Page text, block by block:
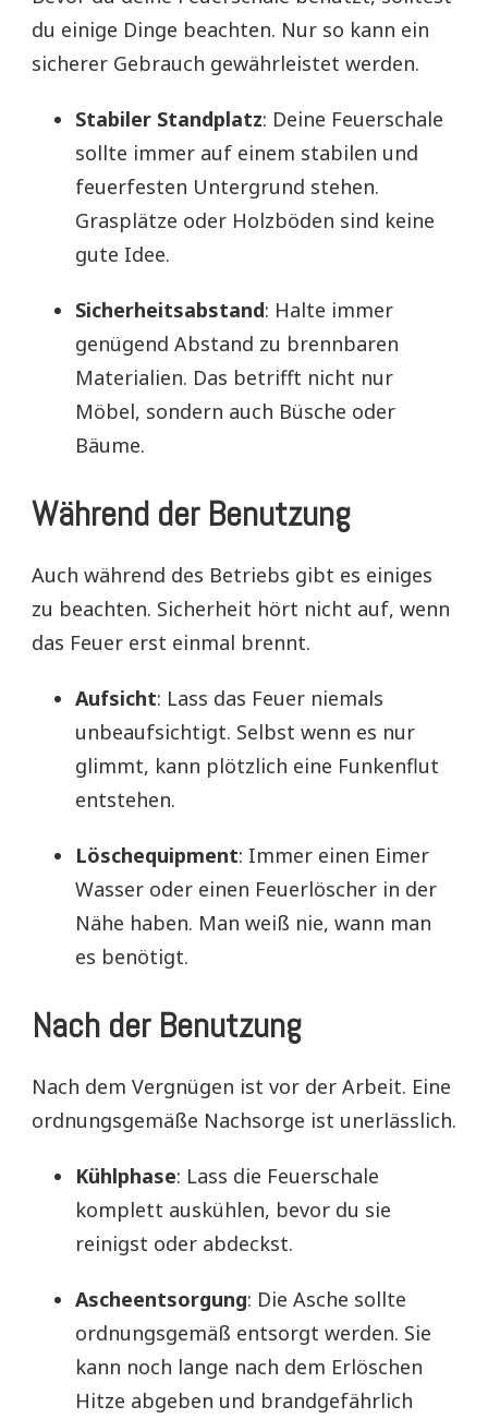
du einige Dinge beachten. Nur so kann ein
sicherer Gebrauch gewährleistet werden.
Stabiler Standplatz: Deine Feuerschale
sollte immer auf einem stabilen und
feuerfesten Untergrund stehen.
Grasplätze oder Holzböden sind keine
gute Idee.
Sicherheitsabstand: Halte immer
genügend Abstand zu brennbaren
Materialien. Das betrifft nicht nur
Möbel, sondern auch Büsche oder
Bäume.
Während der Benutzung
Auch während des Betriebs gibt es einiges
zu beachten. Sicherheit hört nicht auf, wenn
das Feuer erst einmal brennt.
Aufsicht: Lass das Feuer niemals
unbeaufsichtigt. Selbst wenn es nur
glimmt, kann plötzlich eine Funkenflut
entstehen.
Löschequipment: Immer einen Eimer
Wasser oder einen Feuerlöscher in der
Nähe haben. Man weiß nie, wann man
es benötigt.
Nach der Benutzung
Nach dem Vergnügen ist vor der Arbeit. Eine
ordnungsgemäße Nachsorge ist unerlässlich.
Kühlphase: Lass die Feuerschale
komplett auskühlen, bevor du sie
reinigst oder abdeckst.
Ascheentsorgung: Die Asche sollte
ordnungsgemäß entsorgt werden. Sie
kann noch lange nach dem Erlöschen
Hitze abgeben und brandgefährlich